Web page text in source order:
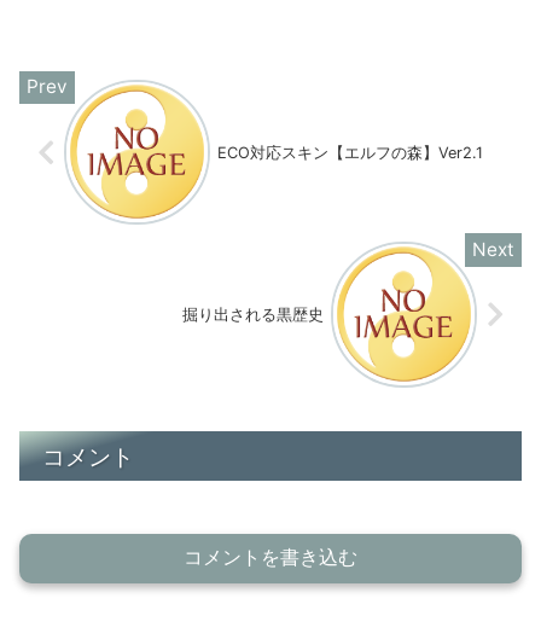
ECO対応スキン【エルフの森】Ver2.1
掘り出される黒歴史
コメント
コメントを書き込む